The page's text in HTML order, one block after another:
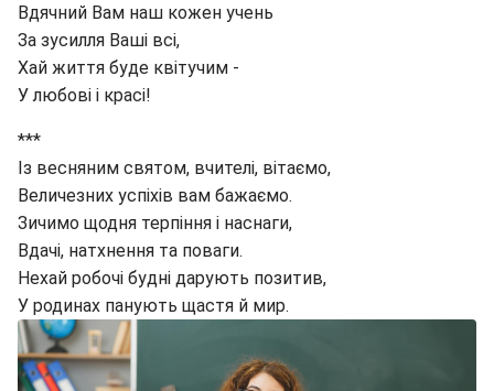
Вдячний Вам наш кожен учень
За зусилля Ваші всі,
Хай життя буде квітучим -
У любові і красі!
***
Із весняним святом, вчителі, вітаємо,
Величезних успіхів вам бажаємо.
Зичимо щодня терпіння і наснаги,
Вдачі, натхнення та поваги.
Нехай робочі будні дарують позитив,
У родинах панують щастя й мир.